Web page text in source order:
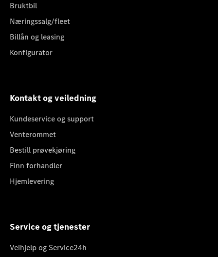
Bruktbil
Næringssalg/fleet
Billån og leasing
Konfigurator
Kontakt og veiledning
Kundeservice og support
Venterommet
Bestill prøvekjøring
Finn forhandler
Hjemlevering
Service og tjenester
Veihjelp og Service24h